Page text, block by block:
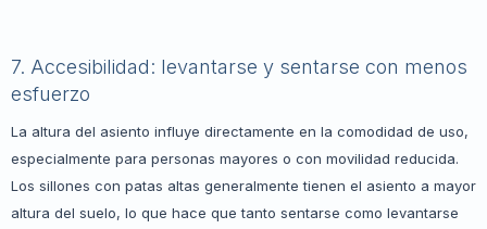
7. Accesibilidad: levantarse y sentarse con menos
esfuerzo
La altura del asiento influye directamente en la comodidad de uso,
especialmente para personas mayores o con movilidad reducida.
Los sillones con patas altas generalmente tienen el asiento a mayor
altura del suelo, lo que hace que tanto sentarse como levantarse